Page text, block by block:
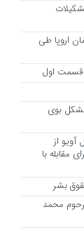
اروپا طی
قسمت اول
بوی
از
مقابله با
بشر
محمد